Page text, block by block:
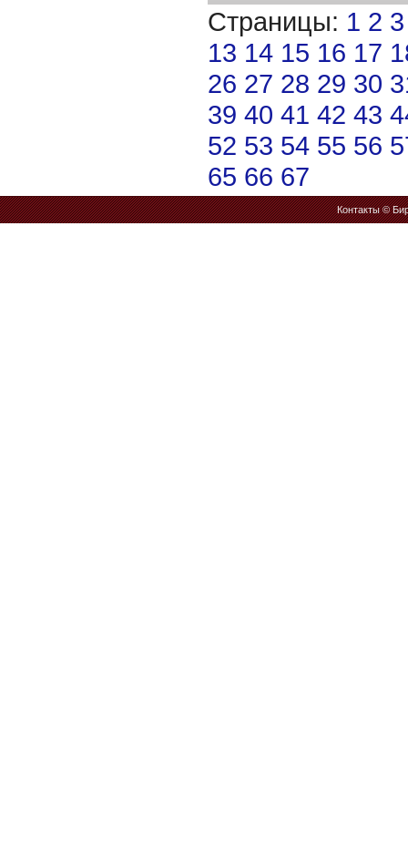
Страницы: 1 2 3
13 14 15 16 17
26 27 28 29 30
39 40 41 42 43
52 53 54 55 56
65 66 67
Контакты©